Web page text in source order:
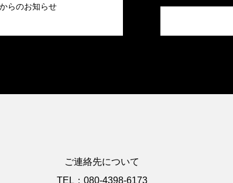
らのお知らせ
ご連絡先について
TEL：080-4398-6173